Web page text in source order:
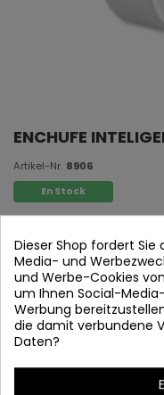
ENCHUFE
Artikel-Nr. 8906
En Stock
Smart Plug 10A
Polycarbonat + ABS
Stromstärke: 10A
Arbeitstemperatur: -
WLAN-Frequenz: 2.4Ghz
*Monitored
Dieser Shop fordert Sie
Media- und
und Werbe-Cookies
um Ihnen Social-
Werbung
die damit verbundene
Daten?